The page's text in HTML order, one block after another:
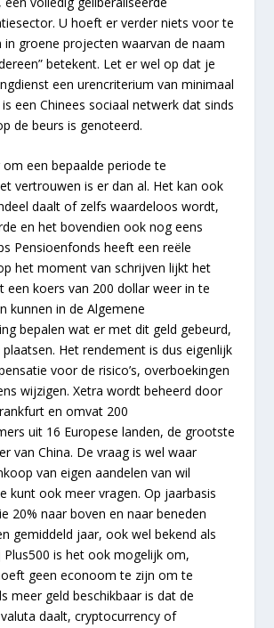
U hoeft er verder niets voor te
in groene projecten waarvan de naam
betekent. Let er wel op dat je
een urencriterium van minimaal
een Chinees sociaal netwerk dat sinds
de beurs is genoteerd.
om een bepaalde periode te
vertrouwen is er dan al. Het kan ook
daalt of zelfs waardeloos wordt,
en het bovendien ook nog eens
Pensioenfonds heeft een reële
het moment van schrijven lijkt het
een koers van 200 dollar weer in te
kunnen in de Algemene
bepalen wat er met dit geld gebeurd,
Het rendement is dus eigenlijk
voor de risico’s, overboekingen
wijzigen. Xetra wordt beheerd door
en omvat 200
uit 16 Europese landen, de grootste
van China. De vraag is wel waar
van eigen aandelen van wil
kunt ook meer vragen. Op jaarbasis
20% naar boven en naar beneden
gemiddeld jaar, ook wel bekend als
is het ook mogelijk om,
geen econoom te zijn om te
meer geld beschikbaar is dat de
daalt, cryptocurrency of